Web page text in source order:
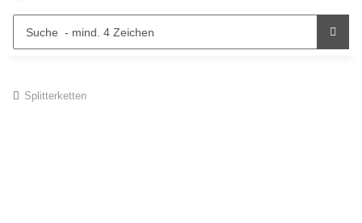
Splitterketten